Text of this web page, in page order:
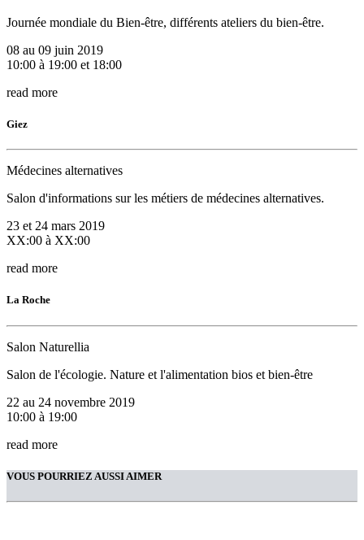
Journée mondiale du Bien-être, différents ateliers du bien-être.
08 au 09 juin 2019
10:00 à 19:00 et 18:00
read more
Giez
Médecines alternatives
Salon d'informations sur les métiers de médecines alternatives.
23 et 24 mars 2019
XX:00 à XX:00
read more
La Roche
Salon Naturellia
Salon de l'écologie. Nature et l'alimentation bios et bien-être
22 au 24 novembre 2019
10:00 à 19:00
read more
VOUS POURRIEZ AUSSI AIMER